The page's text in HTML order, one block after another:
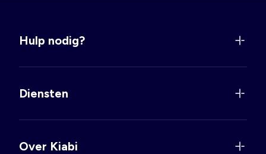
Hulp nodig?
Diensten
Over Kiabi